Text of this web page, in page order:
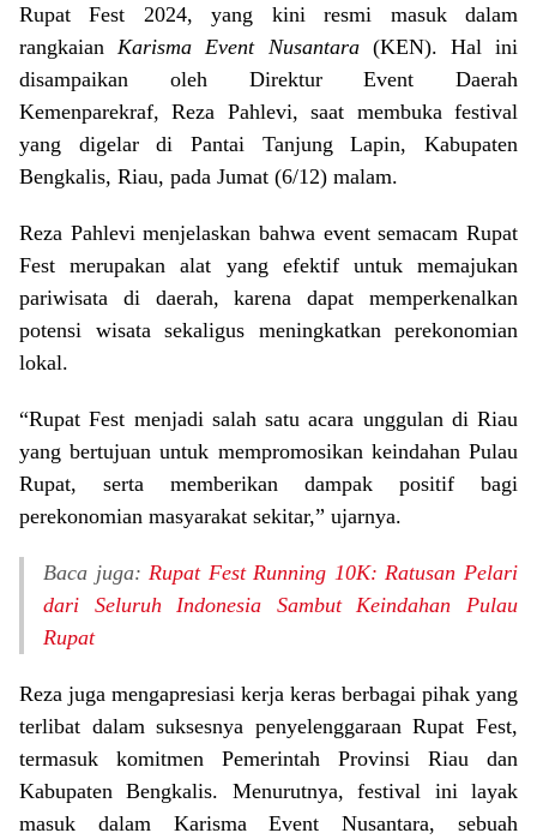
Rupat Fest 2024, yang kini resmi masuk dalam
rangkaianKarisma Event Nusantara(KEN). Hal ini
disampaikan oleh Direktur Event Daerah
Kemenparekraf, Reza Pahlevi, saat membuka festival
yang digelar di Pantai Tanjung Lapin, Kabupaten
Bengkalis, Riau, pada Jumat (6/12) malam.
Reza Pahlevi menjelaskan bahwa event semacam Rupat
Fest merupakan alat yang efektif untuk memajukan
pariwisata di daerah, karena dapat memperkenalkan
potensi wisata sekaligus meningkatkan perekonomian
lokal.
“Rupat Fest menjadi salah satu acara unggulan di Riau
yang bertujuan untuk mempromosikan keindahan Pulau
Rupat, serta memberikan dampak positif bagi
perekonomian masyarakat sekitar,” ujarnya.
Baca juga:Rupat Fest Running 10K: Ratusan Pelari
dari Seluruh Indonesia Sambut Keindahan Pulau
Rupat
Reza juga mengapresiasi kerja keras berbagai pihak yang
terlibat dalam suksesnya penyelenggaraan Rupat Fest,
termasuk komitmen Pemerintah Provinsi Riau dan
Kabupaten Bengkalis. Menurutnya, festival ini layak
masuk dalam Karisma Event Nusantara, sebuah